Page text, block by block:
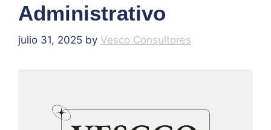
Administrativo
julio 31, 2025 by Vesco Consultores